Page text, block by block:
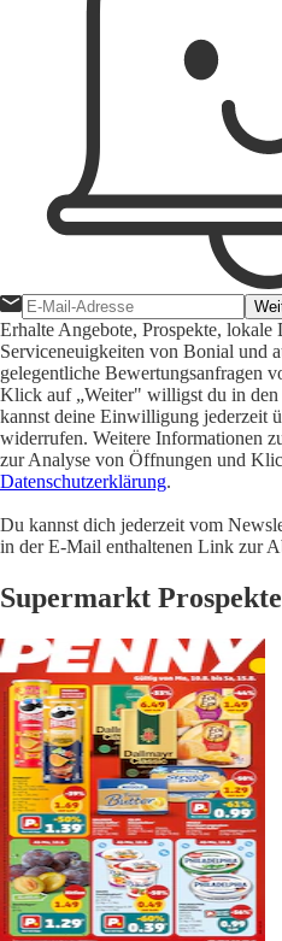
Erhalte Angebote, Prospekte, lokale
Serviceneuigkeiten von Bonial und
gelegentliche Bewertungsanfragen
Klick auf „Weiter" willigst du in
kannst deine Einwilligung jederzeit
widerrufen. Weitere Informationen
zur Analyse von Öffnungen und
Datenschutzerklärung.
Du kannst dich jederzeit vom
in der E-Mail enthaltenen Link zur
Supermarkt Prospekte